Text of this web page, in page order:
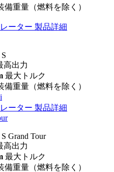
備重量（燃料を除く）
ーター 製品詳細
高出力
最大トルク
備重量（燃料を除く）
i
ーター 製品詳細
Grand Tour
高出力
最大トルク
備重量（燃料を除く）